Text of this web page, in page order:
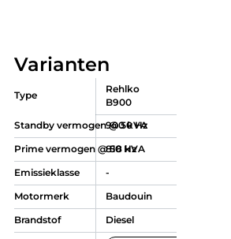
Varianten
Type
Rehlko
B900
Standby vermogen @ 50 Hz
900 kVA
Prime vermogen @ 50 Hz
818 kVA
Emissieklasse -
Motormerk Baudouin
Brandstof Diesel